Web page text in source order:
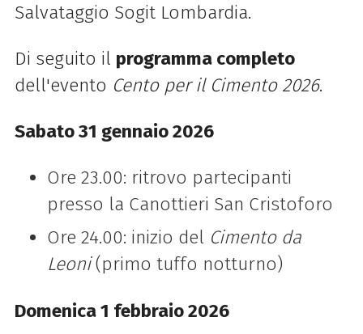
Salvataggio Sogit Lombardia.
Di seguito il programma completo
dell'evento Cento per il Cimento 2026.
Sabato 31 gennaio 2026
Ore 23.00: ritrovo partecipanti
presso la Canottieri San Cristoforo
Ore 24.00: inizio del Cimento da
Leoni(primo tuffo notturno)
Domenica 1 febbraio 2026